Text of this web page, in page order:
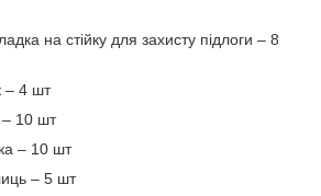
на стійку для захисту підлоги – 8
– 4 шт
– 10 шт
– 10 шт
– 5 шт